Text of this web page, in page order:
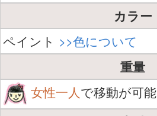
カラー
ペイント >>色について
重量
女性一人で移動が可能